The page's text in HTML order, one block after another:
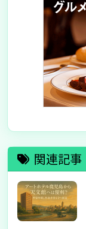
関連記事